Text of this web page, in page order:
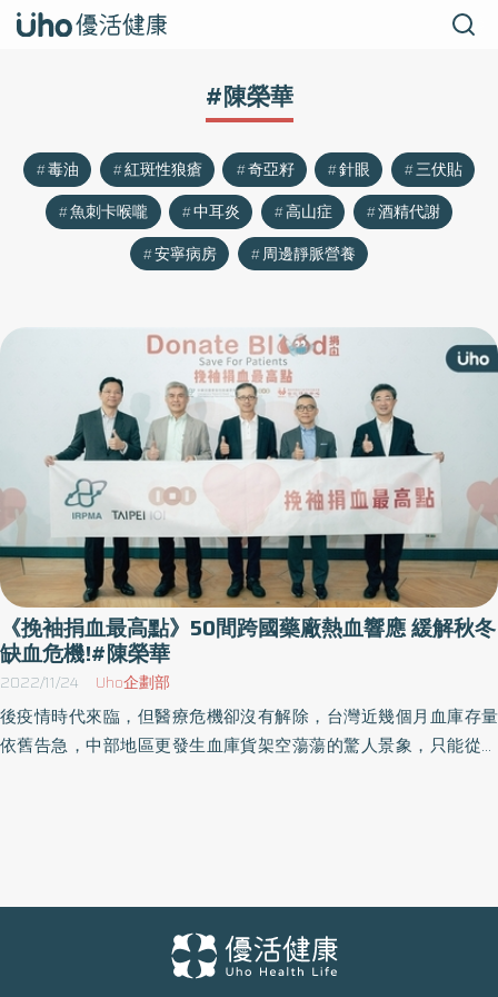
#陳榮華
毒油 紅斑性狼瘡 奇亞籽 針眼
三伏貼
魚刺卡喉嚨
中耳炎 高山症
酒精代謝
安寧病房
周邊靜脈營養
《挽袖捐血最高點》50間跨國藥廠熱血響應 緩解秋冬
缺血危機!#陳榮華
2022/11/24 Uho企劃部
後疫情時代來臨，但醫療危機卻沒有解除，台灣近幾個月血庫存量
依舊告急，中部地區更發生血庫貨架空蕩蕩的驚人景象，只能從台
於藥廠聚集的中山區南山民生大樓設置捐血站，期許透過最實際的
行動，挽袖捐熱血緩解血庫荒！ IRPMA自2020年開始發起捐血活